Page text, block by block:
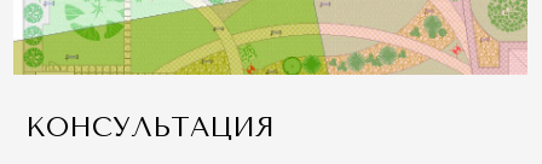
Ситуационная схема с описанием проблем
План корректировки по Васту с
расстановкой мебели и рекомендаций
корректировки и изменению пространства